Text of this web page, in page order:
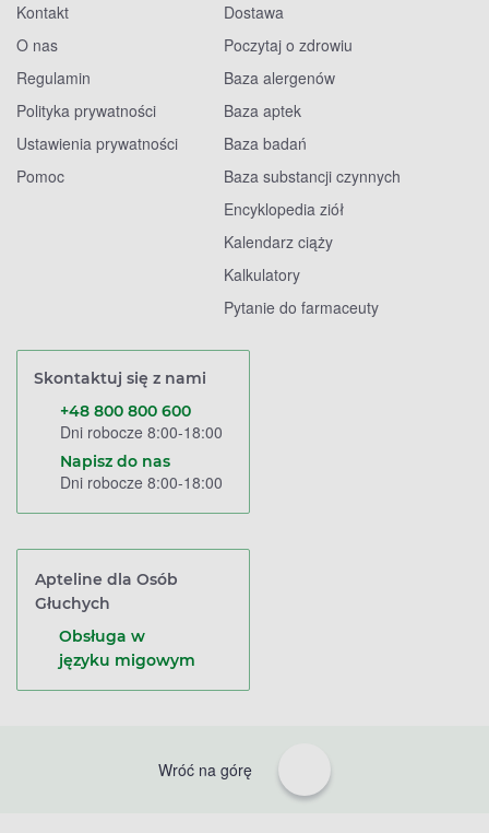
Kontakt
O nas
Regulamin
Polityka prywatności
Ustawienia prywatności
Pomoc
Dostawa
Poczytaj o zdrowiu
Baza alergenów
Baza aptek
Baza badań
Baza substancji czynnych
Encyklopedia ziół
Kalendarz ciąży
Kalkulatory
Pytanie do farmaceuty
Skontaktuj się z nami
+48 800 800 600
Dni robocze 8:00-18:00
Napisz do nas
Dni robocze 8:00-18:00
Apteline dla Osób
Głuchych
Obsługa w
języku migowym
Wróć na górę